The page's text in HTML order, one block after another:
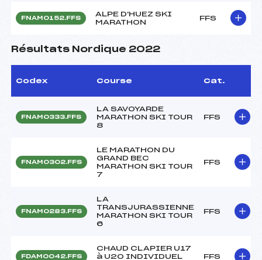
FNAM0152.FFS
ALPE D'HUEZ SKI
MARATHON
FFS
Résultats Nordique 2022
Codex Course Cat.
FNAM0333.FFS
LA SAVOYARDE
MARATHON SKI TOUR
8
FFS
FNAM0302.FFS
LE MARATHON DU
GRAND BEC
MARATHON SKI TOUR
7
FFS
FNAM0283.FFS
LA
TRANSJURASSIENNE
MARATHON SKI TOUR
6
FFS
FDAM0042.FFS
CHAUD CLAPIER U17
à U20 INDIVIDUEL
FFS